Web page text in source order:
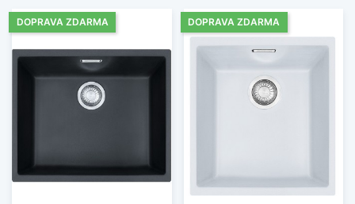
DOPRAVA ZDARMA DOPRAVA ZDARMA